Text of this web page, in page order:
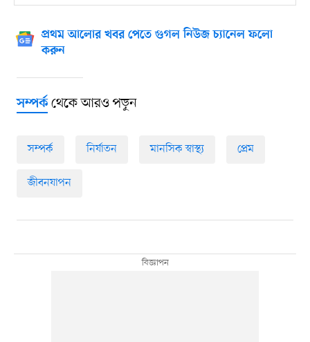
প্রথম আলোর খবর পেতে গুগল নিউজ চ্যানেল ফলো
করুন
সম্পর্কথেকে আরও পড়ুন
সম্পর্ক নির্যাতন মানসিক স্বাস্থ্য প্রেম
জীবনযাপন